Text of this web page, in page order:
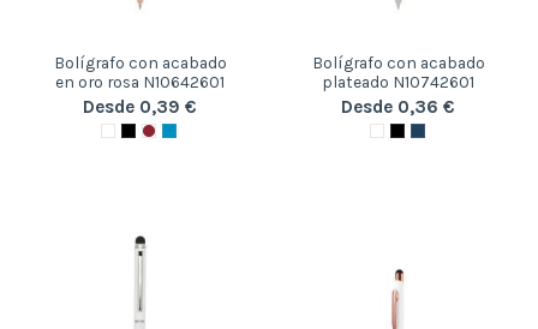
Bolígrafo con acabado
en oro rosa N10642601
Desde 0,39 €
Bolígrafo con acabado
plateado N10742601
Desde 0,36 €